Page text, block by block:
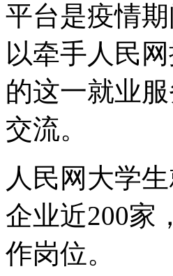
平台是疫情
以牵手人民
的这一就业
交流。
人民网大学
企业近200家
作岗位。